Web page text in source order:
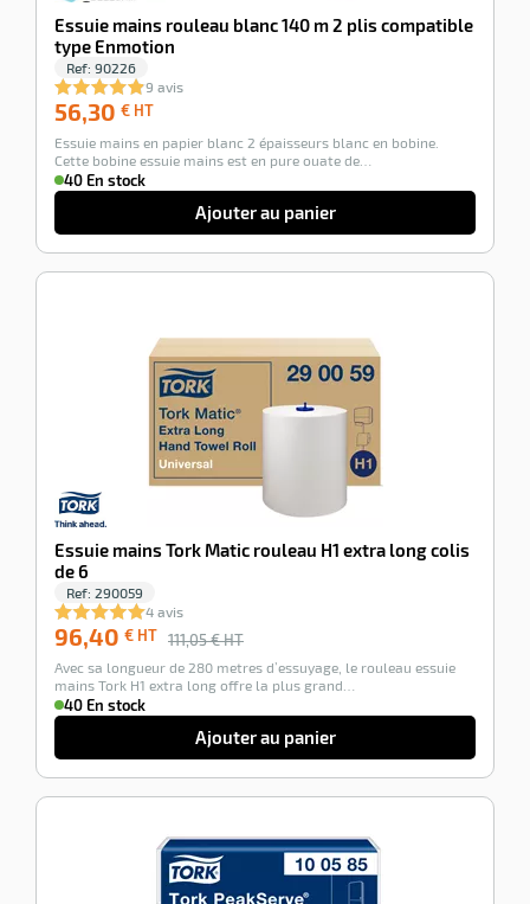
Essuie mains rouleau blanc 140 m 2 plis compatible
type Enmotion
Ref: 90226
9 avis
56,30 € HT
HT
Essuie mains en papier blanc 2 épaisseurs blanc en bobine.
Cette bobine essuie mains est en pure ouate de…
40 En stock
Ajouter au panier
Essuie mains Tork Matic rouleau H1 extra long colis
de 6
Ref: 290059
4 avis
96,40 € HT 111,05 € HT
Avec sa longueur de 280 metres d’essuyage, le rouleau essuie
mains Tork H1 extra long offre la plus grand…
40 En stock
Ajouter au panier